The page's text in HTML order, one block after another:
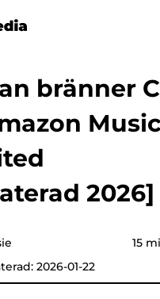
Logga in
Registrera
bränner
Music
2026]
2026-01-22
15